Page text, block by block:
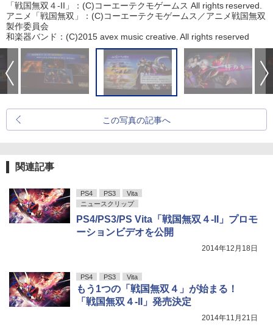
「戦国無双４-II」：(C)コーエーテクモゲームス All rights reserved.
アニメ「戦国無双」：(C)コーエーテクモゲームス／アニメ戦国無双
製作委員会
和楽器バンド：(C)2015 avex music creative. All rights reserved
この写真の記事へ
関連記事
PS4 PS3
Vita
ニュースクリップ
PS4/PS3/PS Vita「戦国無双４-II」プロモ
ーションビデオを公開
2014年12月18日
PS4 PS3 Vita
もう1つの「戦国無双４」が始まる！
「戦国無双４-II」発売決定
2014年11月21日